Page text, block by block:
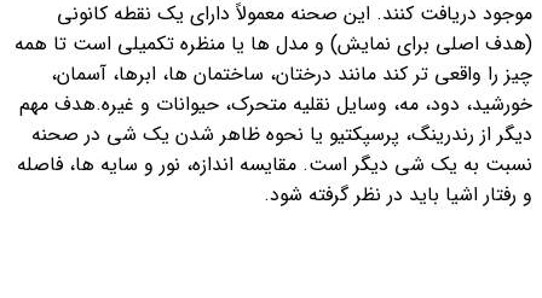
موجود دریافت کنند. این صحنه معمولاً دارای یک نقطه کانونی
(هدف اصلی برای نمایش) و مدل ها یا منظره تکمیلی است تا همه
چیز را واقعی تر کند مانند درختان، ساختمان ها، ابرها، آسمان،
خورشید، دود، مه، وسایل نقلیه متحرک، حیوانات و غیره.هدف مهم
دیگر از رندرینگ، پرسپکتیو یا نحوه ظاهر شدن یک شی در صحنه
نسبت به یک شی دیگر است. مقایسه اندازه، نور و سایه ها، فاصله
و رفتار اشیا باید در نظر گرفته شود.